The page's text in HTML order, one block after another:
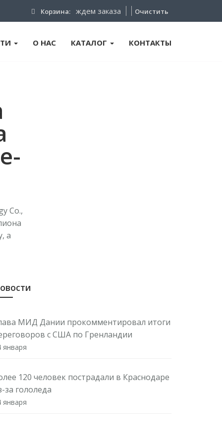
Корзина: Очистить
ждем заказа
О НАС КАТАЛОГ КОНТАКТЫ
Co.,
а
МИД Дании прокомментировал итоги
с США по Гренландии
января
120 человек пострадали в Краснодаре
за гололеда
января